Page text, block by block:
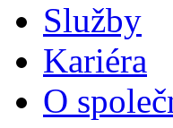
Služby
Kariéra
O